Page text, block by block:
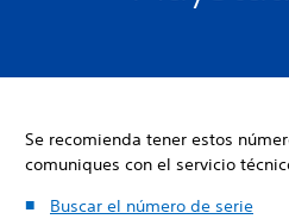
Se recomienda tener estos
comuniques con el servicio
Buscar el número de serie